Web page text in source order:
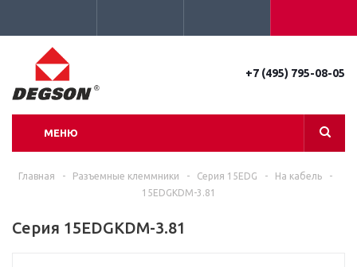
+7 (495) 795-08-05
МЕНЮ
Главная - Разъемные клеммники - Серия 15EDG - На кабель
-
15EDGKDM-3.81
Серия 15EDGKDM-3.81